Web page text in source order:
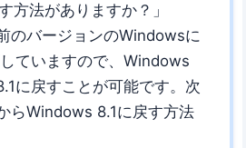
方法がありますか？」
のバージョンのWindowsに
ていますので、Windows
に戻すことが可能です。次
らWindows 8.1に戻す方法